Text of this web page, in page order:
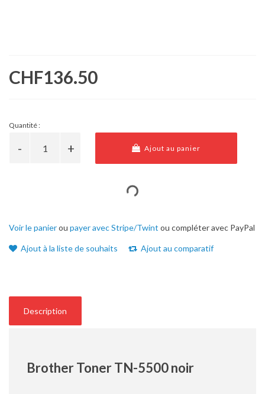
CHF136.50
Quantité :
Ajout au panier
Voir le panierou payer avec Stripe/Twint ou compléter avec PayPal
Ajout à la liste de souhaits Ajout au comparatif
Description
Brother Toner TN-5500 noir